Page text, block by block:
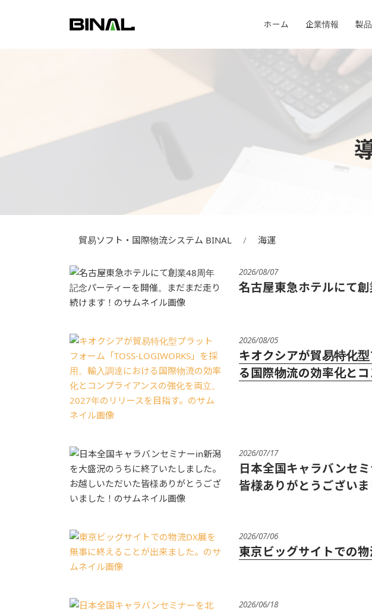
ホーム 企業情報 製
貿易ソフト・国際物流システム BINAL 海運
2026/08/07
名古屋東急ホテルにて
2026/08/05
キオクシアが貿易特化
る国際物流の効率化と
2026/07/17
日本全国キャラバンセ
皆様ありがとうございま
2026/07/06
東京ビッグサイトでの
2026/06/18